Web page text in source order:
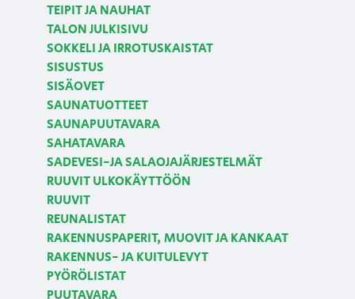
TEIPIT JA NAUHAT
TALON JULKISIVU
SOKKELI JA IRROTUSKAISTAT
SISUSTUS
SISÄOVET
SAUNATUOTTEET
SAUNAPUUTAVARA
SAHATAVARA
SADEVESI-JA SALAOJAJÄRJESTELMÄT
RUUVIT ULKOKÄYTTÖÖN
RUUVIT
REUNALISTAT
RAKENNUSPAPERIT, MUOVIT JA KANKAAT
RAKENNUS- JA KUITULEVYT
PYÖRÖLISTAT